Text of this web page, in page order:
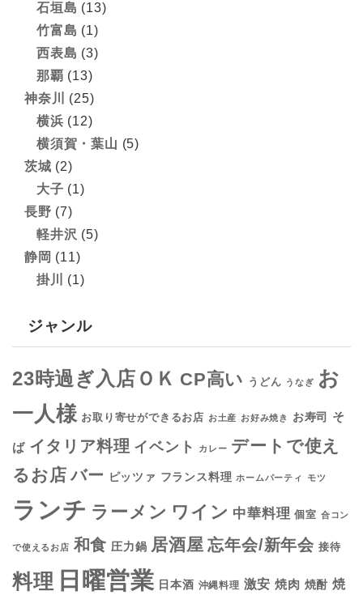
石垣島 (13)
竹富島 (1)
西表島 (3)
那覇 (13)
神奈川
(25)
横浜 (12)
横須賀・葉山 (5)
茨城 (2)
大子 (1)
長野 (7)
軽井沢 (5)
静岡 (11)
掛川
(1)
ジャンル
23時過ぎ入店ＯＫ CP高い うどん うなぎ お
一人様 お取り寄せができるお店 お土産 お好み焼き お寿司 そ
ば イタリア料理 イベント カレー デートで使え
るお店 バー ピッツァ フランス料理 ホームパーティ モツ
ランチ ラーメン ワイン 中華料理 個室 合コン
で使えるお店 和食 圧力鍋 居酒屋 忘年会/新年会 接待
料理 日曜営業 日本酒 沖縄料理 激安 焼肉 焼酎 焼